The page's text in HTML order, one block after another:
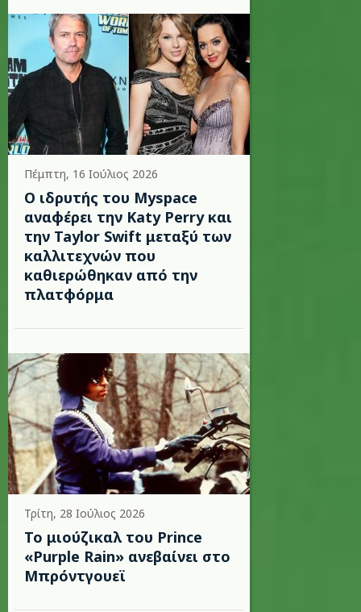
Πέμπτη, 16 Ιούλιος 2026
Ο ιδρυτής του Myspace
αναφέρει την Katy Perry και
την Taylor Swift μεταξύ των
καλλιτεχνών που
καθιερώθηκαν από την
πλατφόρμα
Τρίτη, 28 Ιούλιος 2026
Το μιούζικαλ του Prince
«Purple Rain» ανεβαίνει στο
Μπρόντγουεϊ